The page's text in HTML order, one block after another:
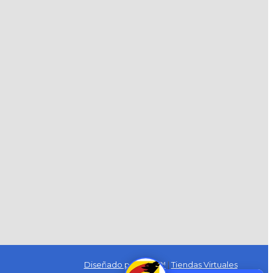
Diseñado por Exus™ |Tiendas Virtuales